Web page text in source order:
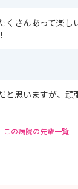
くさんあって楽し
と思いますが、頑
この病院の先輩一覧